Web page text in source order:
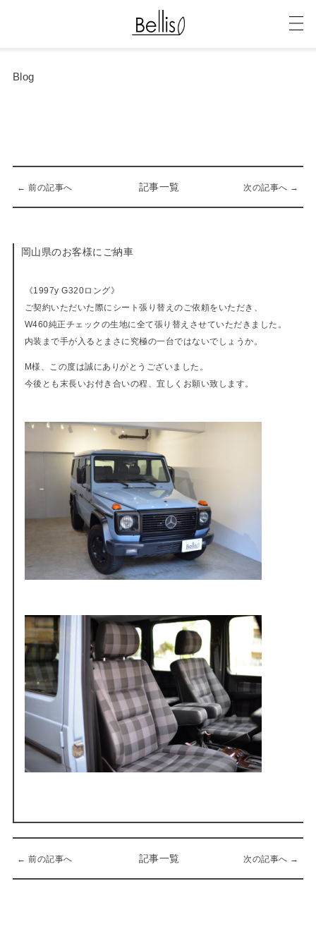
Blog
← 前の記事へ 記事一覧 次の記事へ →
岡山県のお客様にご納車
《1997y G320ロング》
ご契約いただいた際にシート張り替えのご依頼をいただき、
W460純正チェックの生地に全て張り替えさせていただきました。
内装まで手が入るとまさに究極の一台ではないでしょうか。
M様、この度は誠にありがとうございました。
今後とも末長いお付き合いの程、宜しくお願い致します。
← 前の記事へ 記事一覧 次の記事へ →